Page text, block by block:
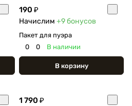
190 ₽
Начислим +9бонусов
Пакет для пуэра
0
0 В наличии
В корзину
1 790 ₽